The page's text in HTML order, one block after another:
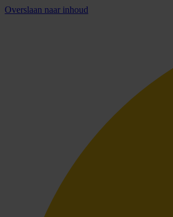
Overslaan naar inhoud